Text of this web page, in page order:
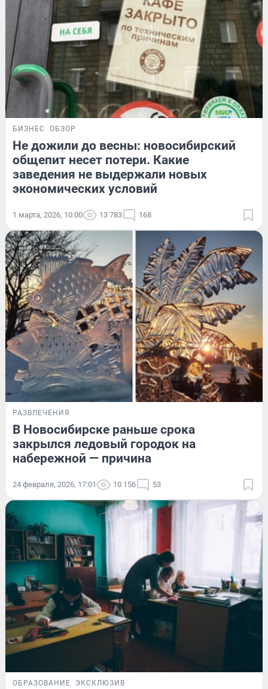
БИЗНЕС ОБЗОР
Не дожили до весны: новосибирский
общепит несет потери. Какие
заведения не выдержали новых
экономических условий
1 марта, 2026, 10:00 13 783 168
РАЗВЛЕЧЕНИЯ
В Новосибирске раньше срока
закрылся ледовый городок на
набережной — причина
24 февраля, 2026, 17:01 10 156 53
ОБРАЗОВАНИЕ ЭКСКЛЮЗИВ